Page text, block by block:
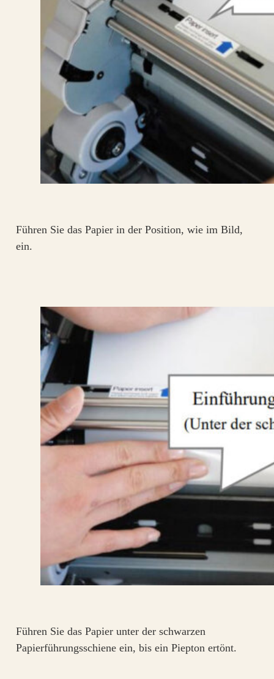
Führen Sie das Papier in der Position, wie im Bild,
ein.
Führen Sie das Papier unter der schwarzen
Papierführungsschiene ein, bis ein Piepton ertönt.